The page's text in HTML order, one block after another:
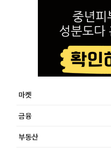
마켓
금융
부동산